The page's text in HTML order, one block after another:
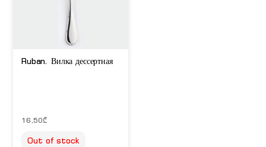
Ruban. Вилка дессертная
16,50₾
Out of stock